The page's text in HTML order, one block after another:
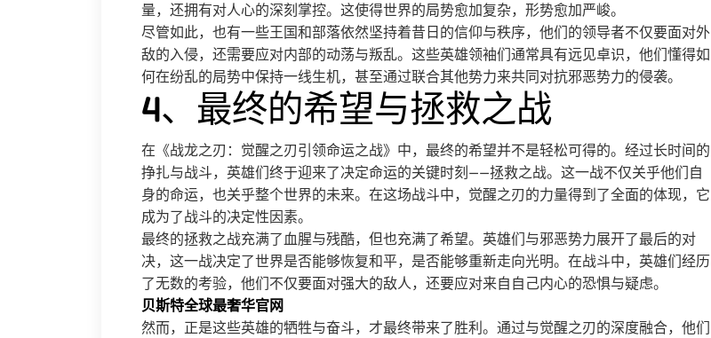
量，还拥有对人心的深刻掌控。这使得世界的局势愈加复杂，形势愈加严峻。
尽管如此，也有一些王国和部落依然坚持着昔日的信仰与秩序，他们的领导者不仅要面对外
敌的入侵，还需要应对内部的动荡与叛乱。这些英雄领袖们通常具有远见卓识，他们懂得如
何在纷乱的局势中保持一线生机，甚至通过联合其他势力来共同对抗邪恶势力的侵袭。
4、最终的希望与拯救之战
在《战龙之刃：觉醒之刃引领命运之战》中，最终的希望并不是轻松可得的。经过长时间的
挣扎与战斗，英雄们终于迎来了决定命运的关键时刻——拯救之战。这一战不仅关乎他们自
身的命运，也关乎整个世界的未来。在这场战斗中，觉醒之刃的力量得到了全面的体现，它
成为了战斗的决定性因素。
最终的拯救之战充满了血腥与残酷，但也充满了希望。英雄们与邪恶势力展开了最后的对
决，这一战决定了世界是否能够恢复和平，是否能够重新走向光明。在战斗中，英雄们经历
了无数的考验，他们不仅要面对强大的敌人，还要应对来自自己内心的恐惧与疑虑。
贝斯特全球最奢华官网
然而，正是这些英雄的牺牲与奋斗，才最终带来了胜利。通过与觉醒之刃的深度融合，他们